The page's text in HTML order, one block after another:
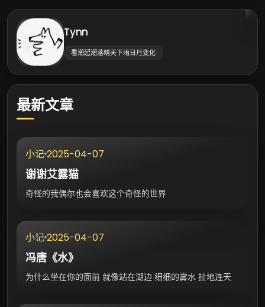
Tynn
看潮起潮落晴天下雨日月变化
最新文章
小记2025-04-07
谢谢艾露猫
奇怪的我偶尔也会喜欢这个奇怪的世界
小记2025-04-07
冯唐《水》
为什么坐在你的面前 就像站在湖边 细细的雾水 扯地连天